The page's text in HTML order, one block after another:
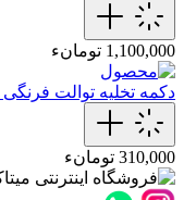
1,100,000 تومانء
دکمه تخلیه توالت فرنگی
310,000 تومانء